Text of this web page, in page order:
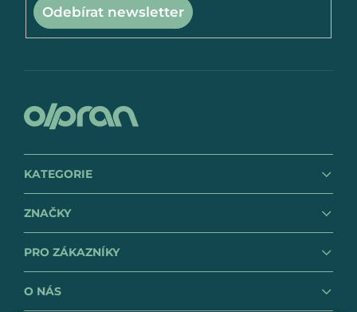
Odebírat newsletter
KATEGORIE
ZNAČKY
PRO ZÁKAZNÍKY
O NÁS